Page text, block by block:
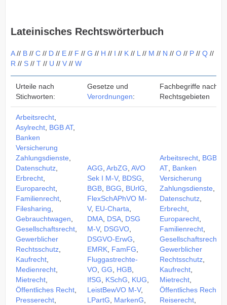
Lateinisches Rechtswörterbuch
A// B // C // D // E // F // G // H // I // K // L// M // N // O // P // Q //
R // S // T // U // V // W
Urteile nach
Stichworten:
Gesetze und
Verordnungen:
Fachbegriffe nach
Rechtsgebieten
Arbeitsrecht,
Asylrecht, BGB AT,
Banken
Versicherung
Zahlungsdienste,
Datenschutz,
Erbrecht,
Europarecht,
Familienrecht,
Filesharing,
Gebrauchtwagen,
Gesellschaftsrecht,
Gewerblicher
Rechtsschutz,
Kaufrecht,
Medienrecht,
Mietrecht,
Öffentliches Recht,
Presserecht,
AGG, ArbZG, AVO
Sek I M-V, BDSG,
BGB, BGG, BUrlG,
FlexSchAPhVO M-
V, EU-Charta,
DMA, DSA, DSG
M-V, DSGVO,
DSGVO-ErwG,
EMRK, FamFG,
Fluggastrechte-
VO, GG, HGB,
IfSG, KSchG, KUG,
LeistBewVO M-V,
LPartG, MarkenG,
Arbeitsrecht, BGB
AT, Banken
Versicherung
Zahlungsdienste,
Datenschutz,
Erbrecht,
Europarecht,
Familienrecht,
Gesellschaftsrecht
Gewerblicher
Rechtsschutz,
Kaufrecht,
Mietrecht,
Öffentliches Recht
Reiserecht,